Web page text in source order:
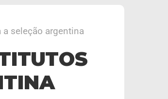
seleção argentina